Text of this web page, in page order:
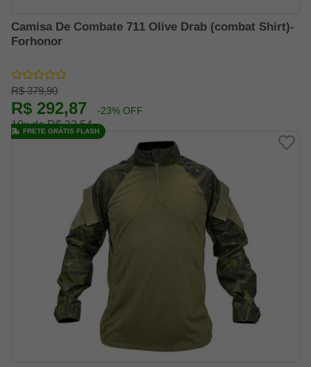
Camisa De Combate 711 Olive Drab (combat Shirt)-
Forhonor
R$ 379,90
R$ 292,87 -23% OFF
10x de R$ 32,54
FRETE GRÁTIS FLASH